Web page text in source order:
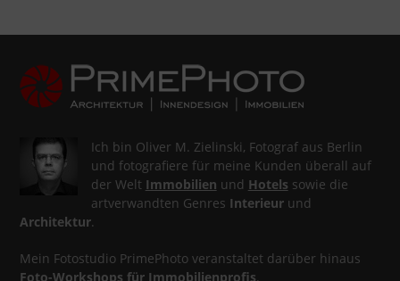
Ich bin Oliver M. Zielinski, Fotograf aus Berlin
und fotografiere für meine Kunden überall auf
der Welt Immobilien und Hotels sowie die
artverwandten Genres Interieurund
Architektur.
Mein Fotostudio PrimePhoto veranstaltet darüber hinaus
Foto-Workshops für Immobilienprofis.